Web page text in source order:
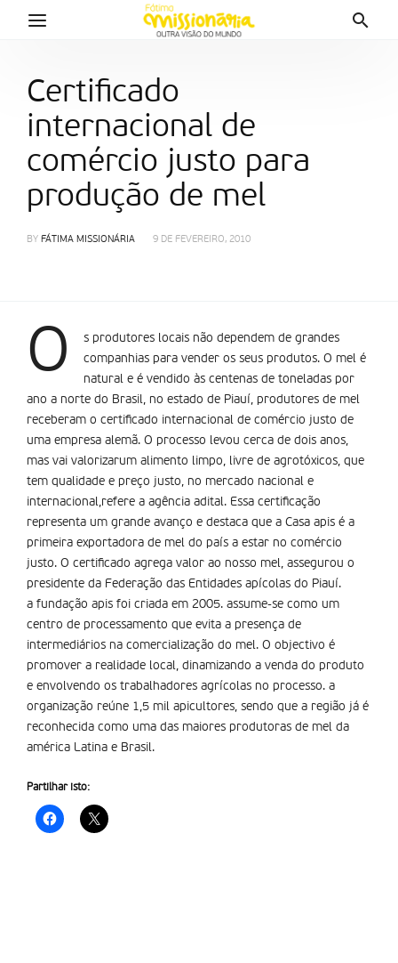
Certificado
internacional de
comércio justo para
produção de mel
BY FÁTIMA MISSIONÁRIA 9 DE FEVEREIRO, 2010
O
s produtores locais não dependem de grandes
companhias para vender os seus produtos. O mel é
natural e é vendido às centenas de toneladas por
ano a norte do Brasil, no estado de Piauí, produtores de mel
receberam o certificado internacional de comércio justo de
uma empresa alemã. O processo levou cerca de dois anos,
mas vai valorizarum alimento limpo, livre de agrotóxicos, que
tem qualidade e preço justo, no mercado nacional e
internacional,refere a agência adital. Essa certificação
representa um grande avanço e destaca que a Casa apis é a
primeira exportadora de mel do país a estar no comércio
justo. O certificado agrega valor ao nosso mel, assegurou o
presidente da Federação das Entidades apícolas do Piauí.
a fundação apis foi criada em 2005. assume-se como um
centro de processamento que evita a presença de
intermediários na comercialização do mel. O objectivo é
promover a realidade local, dinamizando a venda do produto
e envolvendo os trabalhadores agrícolas no processo. a
organização reúne 1,5 mil apicultores, sendo que a região já é
reconhecida como uma das maiores produtoras de mel da
américa Latina e Brasil.
Partilhar isto: